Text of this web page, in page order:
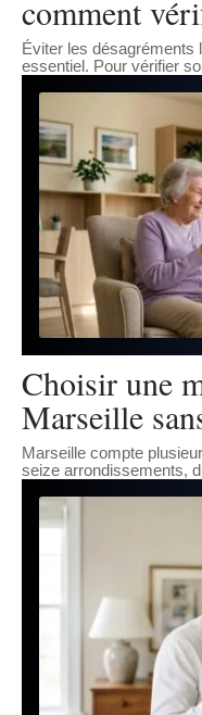
comment
Éviter les désagréments
essentiel. Pour vérifier
Choisir une
Marseille
Marseille compte
seize arrondissements,